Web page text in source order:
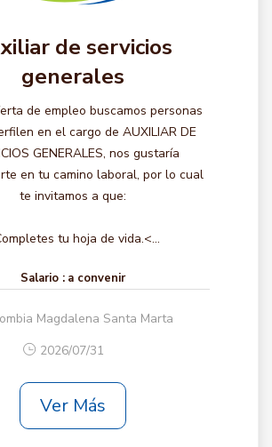
de servicios
generales
de empleo buscamos personas
en el cargo de AUXILIAR DE
GENERALES, nos gustaría
en tu camino laboral, por lo cual
te invitamos a que:
tu hoja de vida.<...
Salario : a convenir
Magdalena Santa Marta
2026/07/31
Ver Más